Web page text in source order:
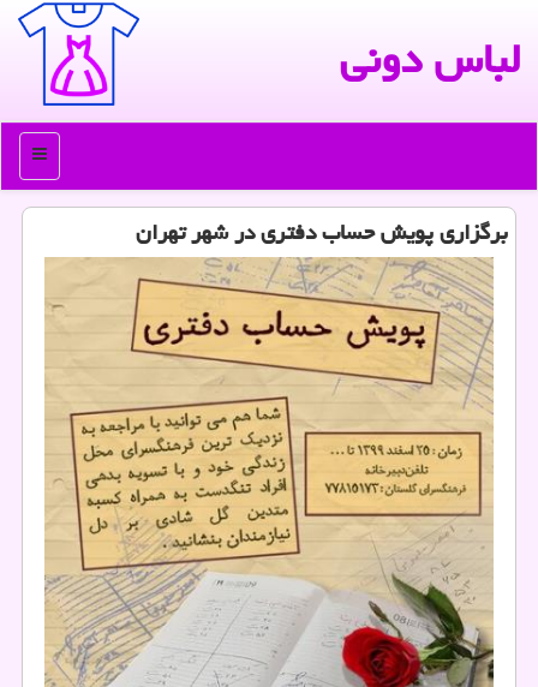
لباس دونی
منو
برگزاری پویش حساب دفتری در شهر تهران